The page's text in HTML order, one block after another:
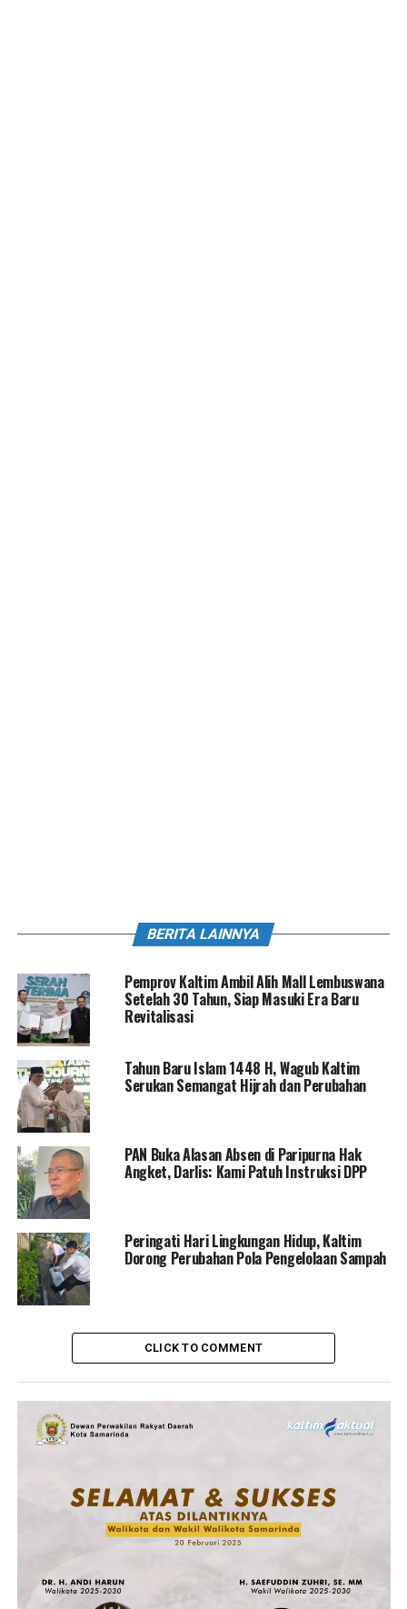
BERITA LAINNYA
Pemprov Kaltim Ambil Alih Mall Lembuswana
Setelah 30 Tahun, Siap Masuki Era Baru
Revitalisasi
Tahun Baru Islam 1448 H, Wagub Kaltim
Serukan Semangat Hijrah dan Perubahan
PAN Buka Alasan Absen di Paripurna Hak
Angket, Darlis: Kami Patuh Instruksi DPP
Peringati Hari Lingkungan Hidup, Kaltim
Dorong Perubahan Pola Pengelolaan Sampah
CLICK TO COMMENT